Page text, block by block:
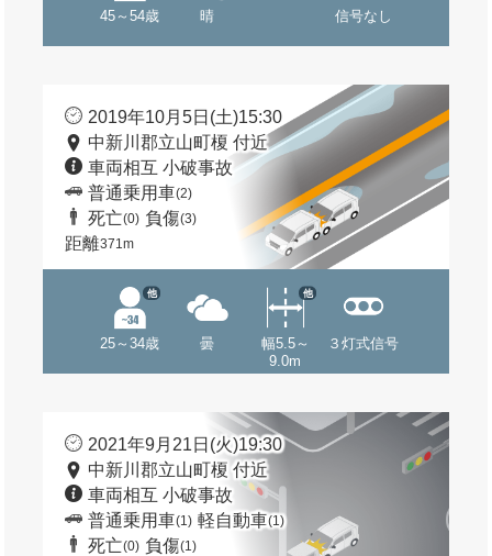
45～54歳 晴 信号なし
2019年10月5日(土)15:30
中新川郡立山町榎 付近
車両相互 小破事故
普通乗用車(2)
死亡(0) 負傷(3)
距離371m
25～34歳
他
曇
幅5.5～
9.0m
他
３灯式信号
2021年9月21日(火)19:30
中新川郡立山町榎 付近
車両相互 小破事故
普通乗用車(1) 軽自動車(1)
死亡(0) 負傷(1)